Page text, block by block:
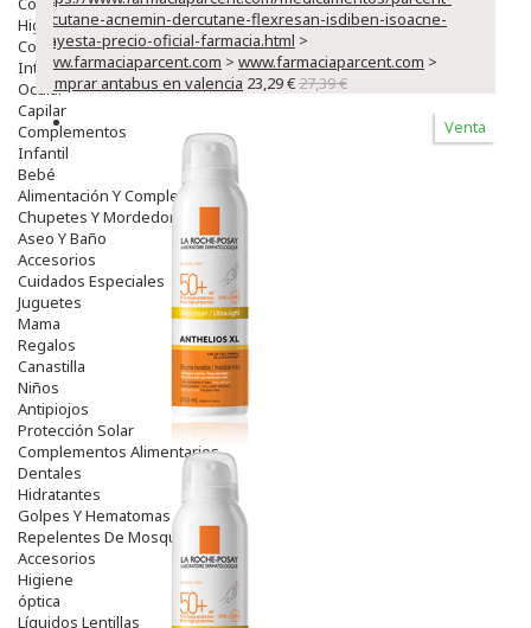
Higiene
Corporal
Intima
Ocular
Capilar
Complementos
Infantil
Bebé
Alimentación Y Complementos
Chupetes Y Mordedores
Aseo Y Baño
Accesorios
Cuidados Especiales
Juguetes
Mama
Regalos
Canastilla
Niños
Antipiojos
Protección Solar
Complementos Alimentarios
Dentales
Hidratantes
Golpes Y Hematomas
Repelentes De Mosquitos
Accesorios
Higiene
óptica
Líquidos Lentillas
accutane-acnemin-dercutane-flexresan-isdiben-isoacne-
mayesta-precio-oficial-farmacia.html >
www.farmaciaparcent.com > www.farmaciaparcent.com >
Comprar antabus en valencia 23,29 €27,39 €
Venta